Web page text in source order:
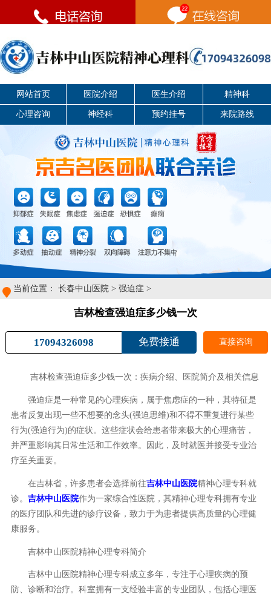
网站首页 医院介绍 医生介绍 精神科
心理咨询 神经科 预约挂号 来院路线
当前位置：长春中山医院 >强迫症 >
吉林检查强迫症多少钱一次
17094326098 免费接通 直接咨询
吉林检查强迫症多少钱一次：疾病介绍、医院简介及相关信息
强迫症是一种常见的心理疾病，属于焦虑症的一种，其特征是
患者反复出现一些不想要的念头(强迫思维)和不得不重复进行某些
行为(强迫行为)的症状。这些症状会给患者带来极大的心理痛苦，
并严重影响其日常生活和工作效率。因此，及时就医并接受专业治
疗至关重要。
在吉林省，许多患者会选择前往吉林中山医院精神心理专科就
诊。 吉林中山医院作为一家综合性医院，其精神心理专科拥有专业
的医疗团队和先进的诊疗设备，致力于为患者提供高质量的心理健
康服务。
吉林中山医院精神心理专科简介
吉林中山医院精神心理专科成立多年，专注于心理疾病的预
防、诊断和治疗。科室拥有一支经验丰富的专业团队，包括心理医